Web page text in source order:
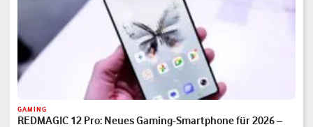
GAMING
REDMAGIC 12 Pro: Neues Gaming-Smartphone für 2026 –